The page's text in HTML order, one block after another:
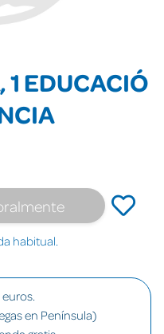
EDUCACIÓ
habitual.
en Península)